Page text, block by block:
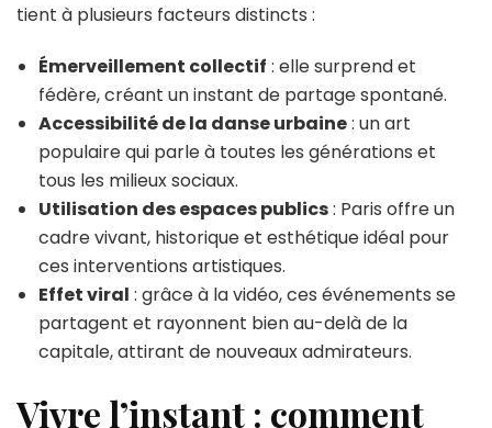
tient à plusieurs facteurs distincts :
Émerveillement collectif : elle surprend et
fédère, créant un instant de partage spontané.
Accessibilité de la danse urbaine: un art
populaire qui parle à toutes les générations et
tous les milieux sociaux.
Utilisation des espaces publics: Paris offre un
cadre vivant, historique et esthétique idéal pour
ces interventions artistiques.
Effet viral : grâce à la vidéo, ces événements se
partagent et rayonnent bien au-delà de la
capitale, attirant de nouveaux admirateurs.
Vivre l’instant : comment